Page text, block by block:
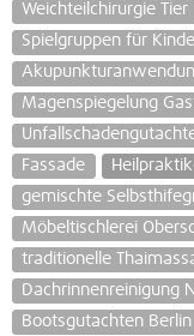
Weichteilchirurgie Tier
Spielgruppen für
Magenspiegelung
Fassade
gemischte
Möbeltischlerei
traditionelle
Dachrinnenreinigung
Bootsgutachten Berlin